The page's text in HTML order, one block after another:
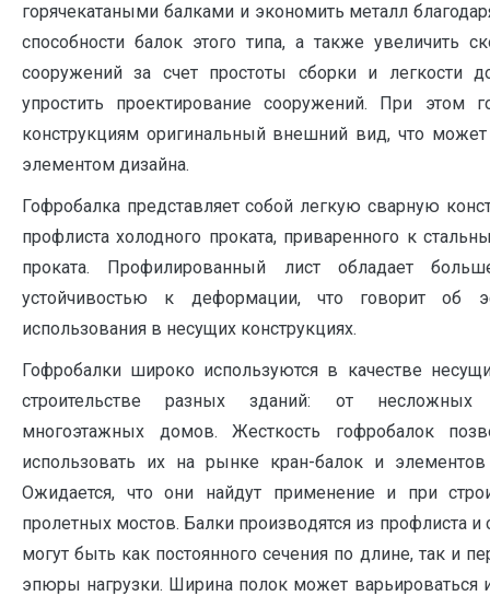
горячекатаными балками и экономить металл
способности балок этого типа, а так­же увеличить
соору­жений за счет простоты сборки и легкости
упростить проектирова­ние сооружений. При этом
конструкциям оригинальный внешний вид, что может
элемен­том дизайна.
Гофробалка представляет собой легкую сварную
профлиста холодного проката, приваренного к
проката. Профи­лированный лист обладает
устойчивостью к деформации, что говорит об
использова­ния в несущих конструкциях.
Гофробалки широко используются в ка­честве
строитель­стве разных зданий: от
многоэтажных домов. Жест­кость гофробалок
использовать их на рынке кран-балок и
Ожидается, что они найдут применение и при
пролетных мостов. Балки произво­дятся из профлиста и
могут быть как постоянного сечения по длине, так и
эпюры на­грузки. Ширина полок может варьировать­ся и